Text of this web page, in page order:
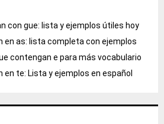
con gue: lista y ejemplos útiles hoy
en as: lista completa con ejemplos
contengan e para más vocabulario
en te: Lista y ejemplos en español